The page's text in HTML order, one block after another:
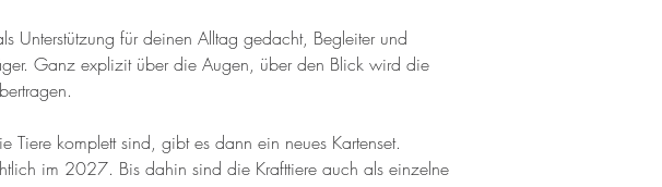
Unterstützung für deinen Alltag gedacht, Begleiter und
Ganz explizit über die Augen, über den Blick wird die
Tiere komplett sind, gibt es dann ein neues Kartenset.
im 2027. Bis dahin sind die Krafttiere auch als einzelne